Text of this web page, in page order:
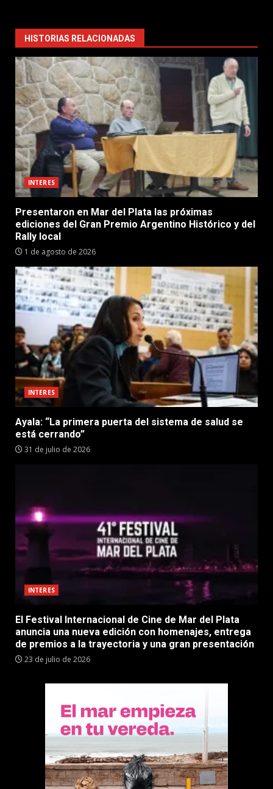
HISTORIAS RELACIONADAS
INTERES
Presentaron en Mar del Plata las próximas
ediciones del Gran Premio Argentino Histórico y del
Rally local
1 de agosto de 2026
INTERES
Ayala: “La primera puerta del sistema de salud se
está cerrando”
31 de julio de 2026
INTERES
El Festival Internacional de Cine de Mar del Plata
anuncia una nueva edición con homenajes, entrega
de premios a la trayectoria y una gran presentación
23 de julio de 2026